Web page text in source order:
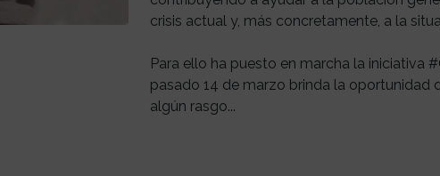
crisis actual y, más concretamente, a la
Para ello ha puesto en marcha la iniciativa
pasado 14 de marzo brinda la oportunidad
algún rasgo...